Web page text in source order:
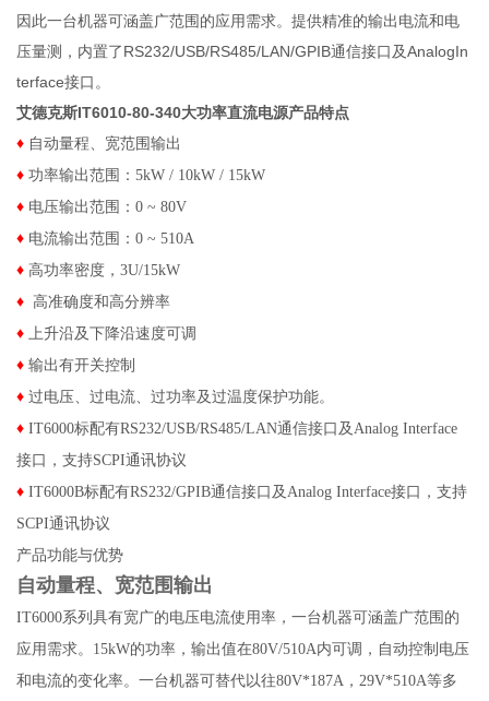
因此一台机器可涵盖广范围的应用需求。提供精准的输出电流和电
压量测，内置了RS232/USB/RS485/LAN/GPIB通信接口及AnalogIn
terface接口。
艾德克斯IT6010-80-340大功率直流电源​​产品特点
♦ 自动量程、宽范围输出
♦功率输出范围：5kW / 10kW / 15kW
♦ 电压输出范围：0 ~ 80V
♦ 电流输出范围：0 ~ 510A
♦高功率密度，3U/15kW
♦ 高准确度和高分辨率
♦
上升沿及下降沿速度可调
♦输出有开关控制
♦过电压、过电流、过功率及过温度保护功能。
♦IT6000标配有RS232/USB/RS485/LAN通信接口及Analog Interface
接口，支持SCPI通讯协议
♦IT6000B标配有RS232/GPIB通信接口及Analog Interface接口，支持
SCPI通讯协议
产品功能与优势
自动量程、宽范围输出
IT6000系列具有宽广的电压电流使用率，一台机器可涵盖广范围的
应用需求。15kW的功率，输出值在80V/510A内可调，自动控制电压
和电流的变化率。一台机器可替代以往80V*187A，29V*510A等多